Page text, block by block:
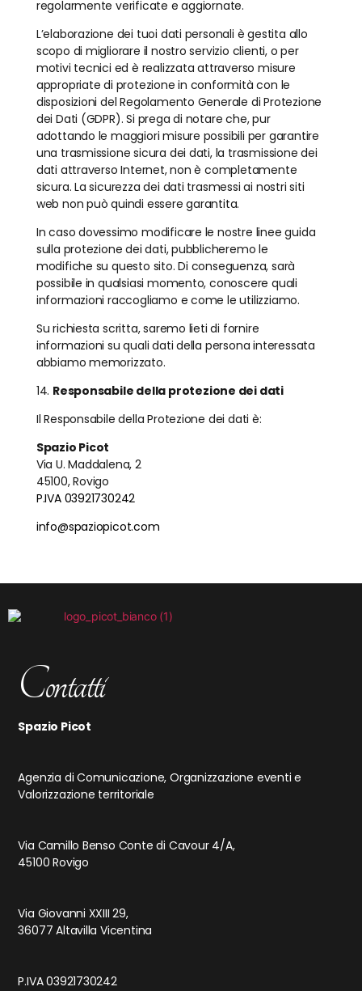
regolarmente verificate e aggiornate.
L’elaborazione dei tuoi dati personali è gestita allo
scopo di migliorare il nostro servizio clienti, o per
motivi tecnici ed è realizzata attraverso misure
appropriate di protezione in conformità con le
disposizioni del Regolamento Generale di Protezione
dei Dati (GDPR). Si prega di notare che, pur
adottando le maggiori misure possibili per garantire
una trasmissione sicura dei dati, la trasmissione dei
dati attraverso Internet, non è completamente
sicura. La sicurezza dei dati trasmessi ai nostri siti
web non può quindi essere garantita.
In caso dovessimo modificare le nostre linee guida
sulla protezione dei dati, pubblicheremo le
modifiche su questo sito. Di conseguenza, sarà
possibile in qualsiasi momento, conoscere quali
informazioni raccogliamo e come le utilizziamo.
Su richiesta scritta, saremo lieti di fornire
informazioni su quali dati della persona interessata
abbiamo memorizzato.
14. Responsabile della protezione dei dati
Il Responsabile della Protezione dei dati è:
Spazio Picot
Via U. Maddalena, 2
45100, Rovigo
P.IVA 03921730242
info@spaziopicot.com
Contatti
Spazio Picot
Agenzia di Comunicazione, Organizzazione eventi e
Valorizzazione territoriale
Via Camillo Benso Conte di Cavour 4/A,
45100 Rovigo
Via Giovanni XXIII 29,
36077 Altavilla Vicentina
P.IVA 03921730242